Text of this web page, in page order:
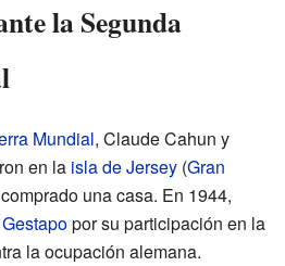
la Segunda
Mundial, Claude Cahun y
en la isla de Jersey (Gran
una casa. En 1944,
Gestapopor su participación en la
la ocupación alemana.